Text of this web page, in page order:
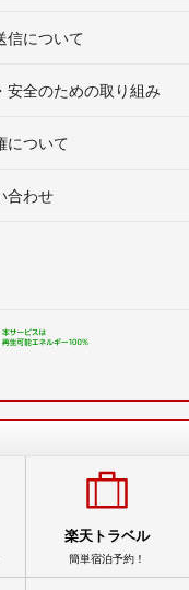
信について
安全のための取り組み
について
合わせ
楽天トラベル
簡単宿泊予約！